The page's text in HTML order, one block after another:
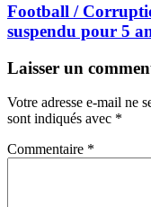
Football /
suspendu pour 5
Laisser un
Votre adresse e-mail ne
sont indiqués avec *
Commentaire *